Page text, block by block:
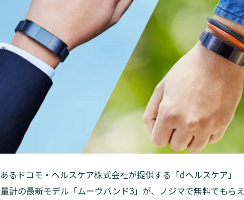
るドコモ・ヘルスケア株式会社が提供する「dヘルスケア」
計の最新モデル「ムーヴバンド3」が、ノジマで無料でもら